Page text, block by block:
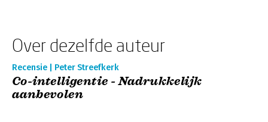
Over dezelfde auteur
Recensie | Peter Streefkerk
Co-intelligentie - Nadrukkelijk
aanbevolen